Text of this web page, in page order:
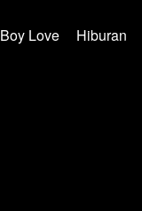
Boy Love Hiburan